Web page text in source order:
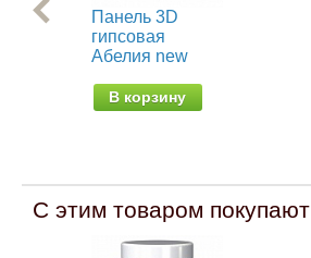
Панель 3D
гипсовая
Абелия new
В корзину
С этим товаром покупают